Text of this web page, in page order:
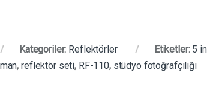
Kategoriler: Reflektörler Etiketler: 5
,reflektör seti, RF-110, stüdyo fotoğrafçılığı